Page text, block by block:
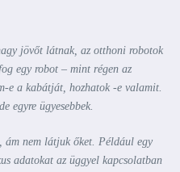
jövőt látnak, az otthoni robotok
egy robot – mint régen az
e a kabátját, hozhatok -e valamit.
egyre ügyesebbek.
ám nem látjuk őket. Például egy
adatokat az üggyel kapcsolatban